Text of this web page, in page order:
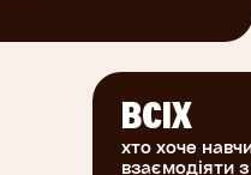
ВСІХ
хто хоче
взаємодіяти